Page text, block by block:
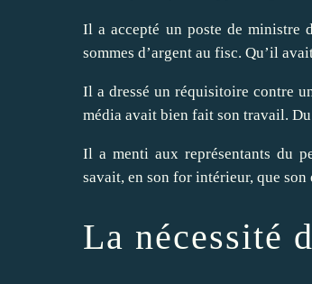
Il a accepté un poste de ministre
sommes d’argent au fisc. Qu’il
Il a dressé un réquisitoire contre
média avait bien fait son travail.
Il a menti aux représentants du
savait, en son for intérieur, que
La nécessité